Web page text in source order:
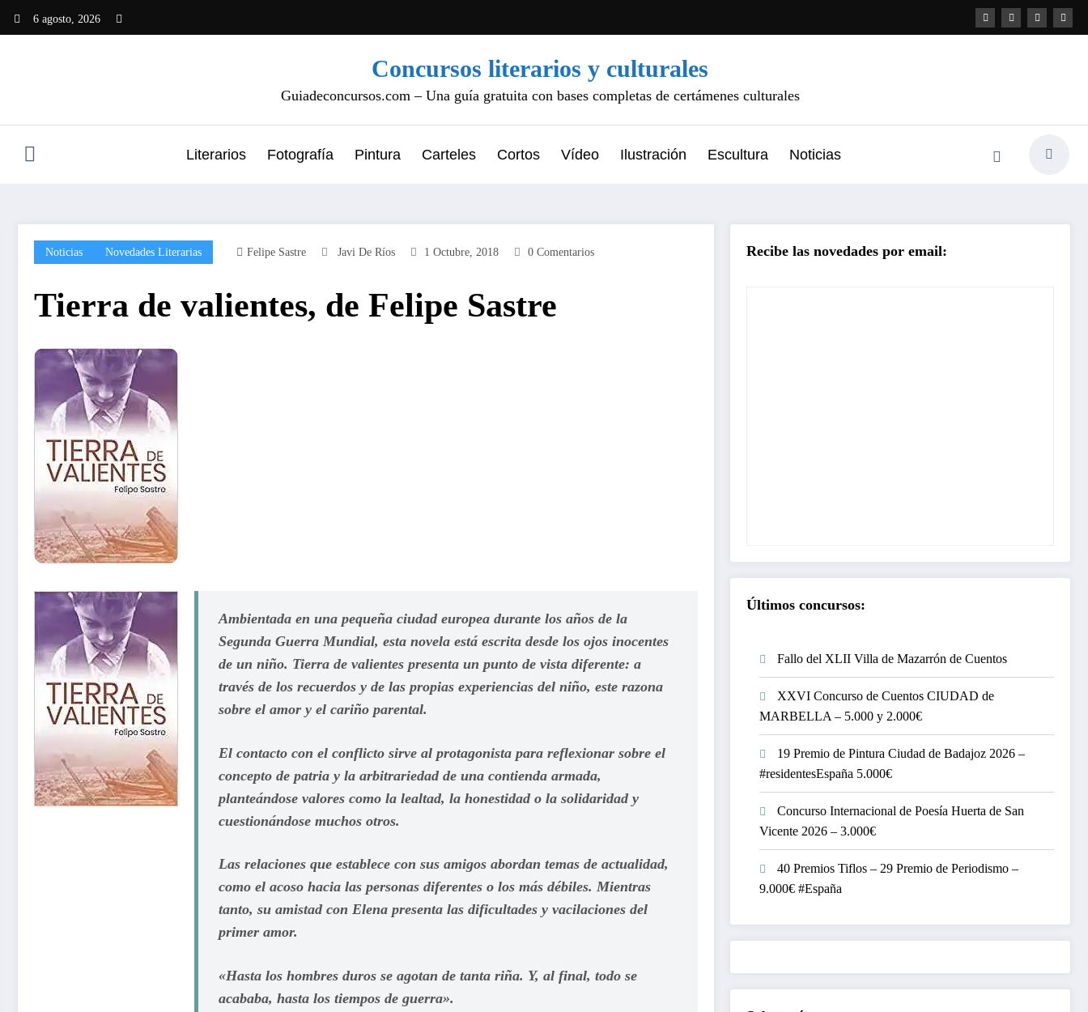
6 agosto, 2026
Concursos literarios y culturales
Guiadeconcursos.com – Una guía gratuita con bases completas de certámenes culturales
Literarios Fotografía Pintura Carteles Cortos Vídeo Ilustración Escultura Noticias
Noticias Novedades Literarias Felipe Sastre Javi De Ríos 1 Octubre, 2018 0 Comentarios
Tierra de valientes, de Felipe Sastre
Ambientada en una pequeña ciudad europea durante los años de la
Segunda Guerra Mundial, esta novela está escrita desde los ojos inocentes
de un niño. Tierra de valientes presenta un punto de vista diferente: a
través de los recuerdos y de las propias experiencias del niño, este razona
sobre el amor y el cariño parental.
El contacto con el conflicto sirve al protagonista para reflexionar sobre el
concepto de patria y la arbitrariedad de una contienda armada,
planteándose valores como la lealtad, la honestidad o la solidaridad y
cuestionándose muchos otros.
Las relaciones que establece con sus amigos abordan temas de actualidad,
como el acoso hacia las personas diferentes o los más débiles. Mientras
tanto, su amistad con Elena presenta las dificultades y vacilaciones del
primer amor.
«Hasta los hombres duros se agotan de tanta riña. Y, al final, todo se
acababa, hasta los tiempos de guerra».
Recibe las novedades por email:
Últimos concursos:
Fallo del XLII Villa de Mazarrón de Cuentos
XXVI Concurso de Cuentos CIUDAD de
MARBELLA – 5.000 y 2.000€
19 Premio de Pintura Ciudad de Badajoz 2026 –
#residentesEspaña 5.000€
Concurso Internacional de Poesía Huerta de San
Vicente 2026 – 3.000€
40 Premios Tiflos – 29 Premio de Periodismo –
9.000€ #España